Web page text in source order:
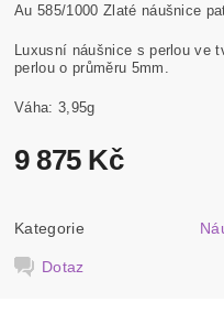
Au 585/1000 Zlaté náušnice
Luxusní náušnice s perlou ve
perlou o průměru 5mm.
Váha: 3,95g
9 875 Kč
Kategorie
Dotaz